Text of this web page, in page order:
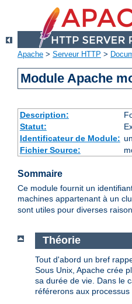
Apache > Serveur HTTP >
Module Apache
Description:
Statut:
Identificateur de Module:
Fichier Source:
Sommaire
Ce module fournit un
machines appartenant à un
sont utiles pour diverses
Théorie
Tout d'abord un bref
Sous Unix, Apache crée
sa durée de vie. Dans le
référerons aux